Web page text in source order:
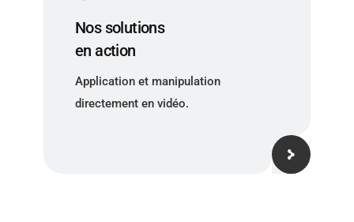
Nos solutions
en action
Application et manipulation
directement en vidéo.